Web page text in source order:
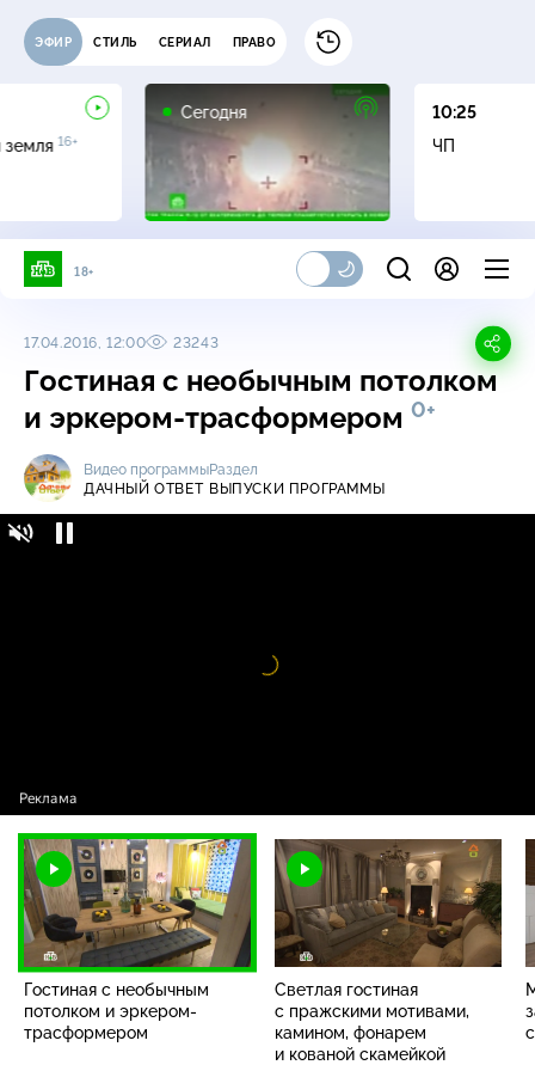
ЭФИР СТИЛЬ СЕРИАЛ ПРАВО
земля 16+
Сегодня
10:25
ЧП
18+
17.04.2016, 12:00 23243
Гостиная с необычным потолком
и эркером-трасформером 0+
Видео программы
ДАЧНЫЙ ОТВЕТ
Раздел
ВЫПУСКИ ПРОГРАММЫ
Видео
проигрыватель
Гостиная с необычным
потолком и эркером-
трасформером
Светлая гостиная
с пражскими мотивами,
камином, фонарем
и кованой скамейкой